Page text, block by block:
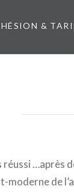
&
réussi …après
moderne de